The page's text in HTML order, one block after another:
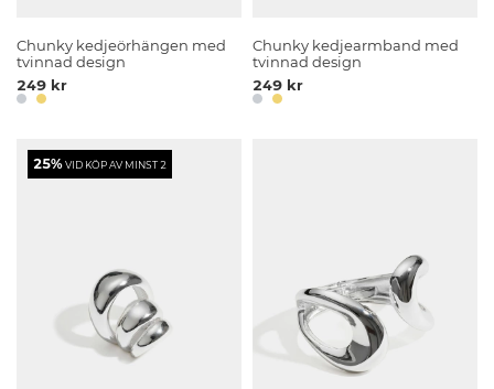
Chunky kedjeörhängen med
tvinnad design
249 kr
Chunky kedjearmband med
tvinnad design
249 kr
25%VID KÖP AV MINST 2